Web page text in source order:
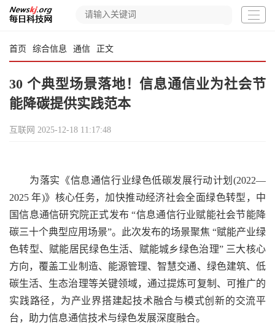
首页 综合信息 通信 正文
30 个典型场景落地！信息通信业为社会节
能降碳提供实践范本
互联网 2025-12-18 11:17:48
为落实《信息通信行业绿色低碳发展行动计划(2022—
2025 年)》核心任务，加快推动经济社会全面绿色转型，中
国信息通信研究院正式发布 “信息通信行业赋能社会节能降
碳三十个典型应用场景”。此次发布的场景聚焦 “赋能产业绿
色转型、赋能居民绿色生活、赋能城乡绿色治理” 三大核心
方向，覆盖工业制造、能源管理、智慧交通、绿色建筑、低
碳生活、生态治理等关键领域，通过提炼可复制、可推广的
实践路径，为产业界搭建起技术融合与模式创新的交流平
台，助力信息通信技术与绿色发展深度融合。